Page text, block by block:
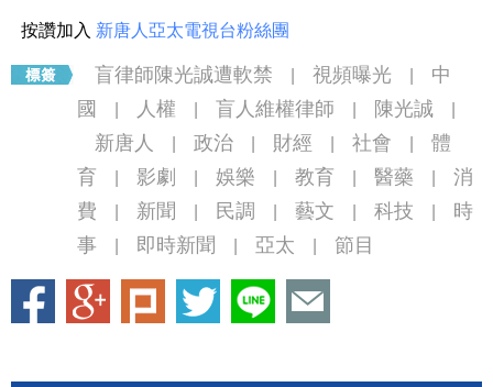
按讚加入 新唐人亞太電視台粉絲團
盲律師陳光誠遭軟禁 視頻曝光
中
國
人權 盲人維權律師 陳光誠
新唐人 政治 財經 社會
體
育
影劇 娛樂 教育 醫藥
消
費
新聞 民調 藝文 科技
時
事
即時新聞 亞太 節目